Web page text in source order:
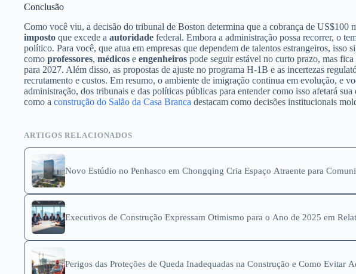
Conclusão
Como você viu, a decisão do tribunal de Boston determina que a cobrança de
imposto que excede a autoridade federal. Embora a administração possa recorrer, o
político. Para você, que atua em empresas que dependem de talentos estrangeiros,
como professores, médicos e engenheiros pode seguir estável no curto prazo, mas
para 2027. Além disso, as propostas de ajuste no programa H-1B e as incertezas
recrutamento e custos. Em resumo, o ambiente de imigração continua em evolução, e
administração, dos tribunais e das políticas públicas para entender como isso afetará
como a construção do Salão da Casa Branca destacam como decisões institucionais
ARTIGOS RELACIONADOS
Novo Estúdio no Penhasco em Chongqing Cria Espaço Atraente para
Executivos de Construção Expressam Otimismo para o Ano de 2025 em
Perigos das Proteções de Queda Inadequadas na Construção e Como Evitar